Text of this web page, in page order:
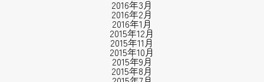
2016年3月
2016年2月
2016年1月
2015年12月
2015年11月
2015年10月
2015年9月
2015年8月